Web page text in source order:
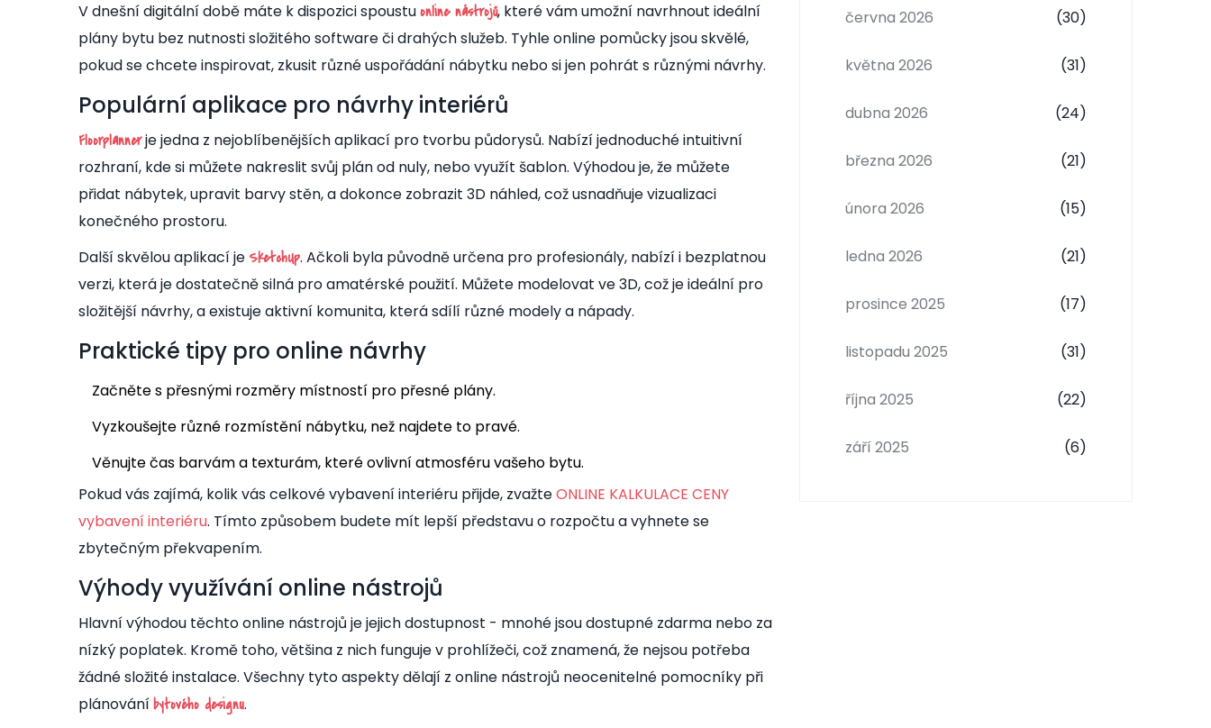
V dnešní digitální době máte k dispozici spoustuonline nástrojů, které vám umožní navrhnout ideální
plány bytu bez nutnosti složitého software či drahých služeb. Tyhle online pomůcky jsou skvělé,
pokud se chcete inspirovat, zkusit různé uspořádání nábytku nebo si jen pohrát s různými návrhy.
Populární aplikace pro návrhy interiérů
Floorplannerje jedna z nejoblíbenějších aplikací pro tvorbu půdorysů. Nabízí jednoduché intuitivní
rozhraní, kde si můžete nakreslit svůj plán od nuly, nebo využít šablon. Výhodou je, že můžete
přidat nábytek, upravit barvy stěn, a dokonce zobrazit 3D náhled, což usnadňuje vizualizaci
konečného prostoru.
Další skvělou aplikací je SketchUp. Ačkoli byla původně určena pro profesionály, nabízí i bezplatnou
verzi, která je dostatečně silná pro amatérské použití. Můžete modelovat ve 3D, což je ideální pro
složitější návrhy, a existuje aktivní komunita, která sdílí různé modely a nápady.
Praktické tipy pro online návrhy
Začněte s přesnými rozměry místností pro přesné plány.
Vyzkoušejte různé rozmístění nábytku, než najdete to pravé.
Věnujte čas barvám a texturám, které ovlivní atmosféru vašeho bytu.
Pokud vás zajímá, kolik vás celkové vybavení interiéru přijde, zvažteONLINE KALKULACE CENY
vybavení interiéru. Tímto způsobem budete mít lepší představu o rozpočtu a vyhnete se
zbytečným překvapením.
Výhody využívání online nástrojů
Hlavní výhodou těchto online nástrojů je jejich dostupnost - mnohé jsou dostupné zdarma nebo za
nízký poplatek. Kromě toho, většina z nich funguje v prohlížeči, což znamená, že nejsou potřeba
žádné složité instalace. Všechny tyto aspekty dělají z online nástrojů neocenitelné pomocníky při
plánováníbytového designu.
června 2026 (30)
května 2026 (31)
dubna 2026 (24)
března 2026 (21)
února 2026 (15)
ledna 2026 (21)
prosince 2025 (17)
listopadu 2025 (31)
října 2025 (22)
září 2025 (6)